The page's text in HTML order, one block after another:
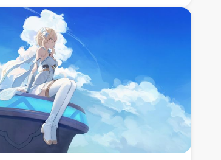
đam mê game và fan anime tìm kiếm hình
lượng.